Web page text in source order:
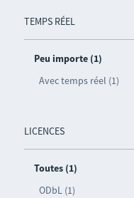
TEMPS RÉEL
Peu importe (1)
Avec temps réel (1)
LICENCES
Toutes (1)
ODbL (1)